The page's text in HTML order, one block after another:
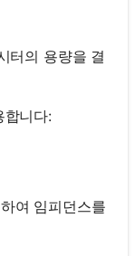
터의 용량을 결
합니다:
\pi f C}
여 임피던스를